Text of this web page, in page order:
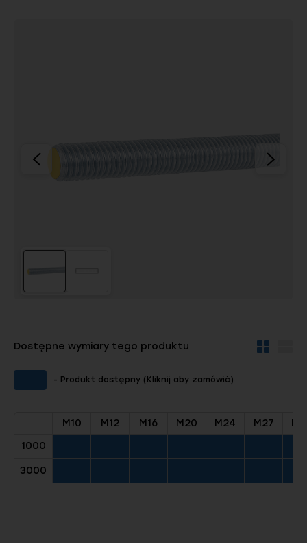
Dostępne wymiary tego produktu
Widok
- Produkt dostępny (Kliknij aby zamówić)
M10 M12 M16 M20 M24 M27
1000
3000